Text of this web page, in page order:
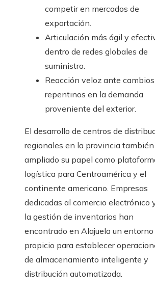
competir en mercados de
exportación.
Articulación más ágil y
dentro de redes globales de
suministro.
Reacción veloz ante cambios
repentinos en la demanda
proveniente del exterior.
El desarrollo de centros de
regionales en la provincia
ampliado su papel como
logística para Centroamérica y el
continente americano. Empresas
dedicadas al comercio electrónico
la gestión de inventarios han
encontrado en Alajuela un entorno
propicio para establecer
de almacenamiento inteligente y
distribución automatizada.